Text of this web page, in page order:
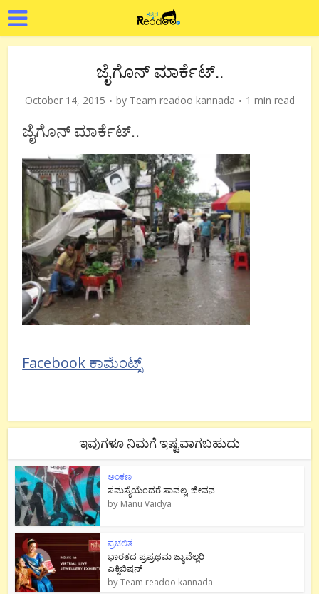
ಜೈಗೊನ್ ಮಾರ್ಕೆಟ್..
October 14, 2015 by Team readoo kannada 1 min read
ಜೈಗೊನ್ ಮಾರ್ಕೆಟ್..
Facebook ಕಾಮೆಂಟ್ಸ್
ಇವುಗಳೂ ನಿಮಗೆ ಇಷ್ಟವಾಗಬಹುದು
ಅಂಕಣ
ಸಮಸ್ಯೆಯೆಂದರೆ ಸಾವಲ್ಲ, ಜೀವನ
by Manu Vaidya
ಪ್ರಚಲಿತ
ಭಾರತದ ಪ್ರಪ್ರಥಮ ಜ್ಯುವೆಲ್ಲರಿ
ಎಕ್ಸಿಬಿಷನ್
byTeam readoo kannada